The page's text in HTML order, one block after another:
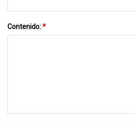
Contenido:*